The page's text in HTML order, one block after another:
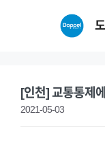
[인천] 교통통제
2021-05-03